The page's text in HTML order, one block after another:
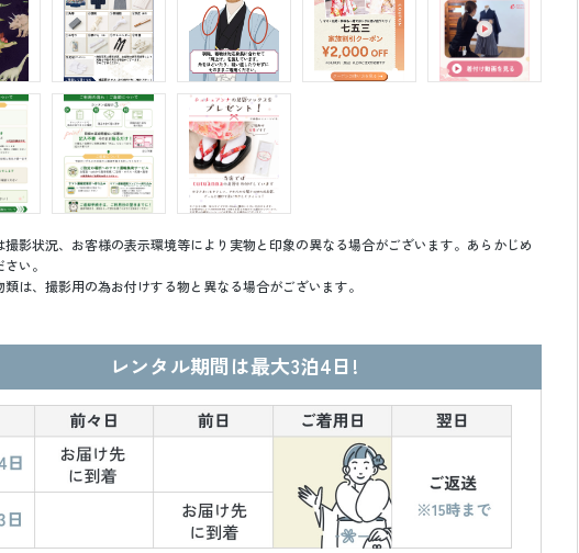
撮影状況、お客様の表示環境等により実物と印象の異なる場合がございます。あらかじめ
い。
類は、撮影用の為お付けする物と異なる場合がございます。
レンタル期間は最大3泊4日!